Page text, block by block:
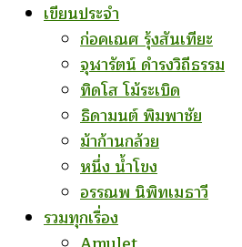
เขียนประจำ
ก่อคเณศ รุ้งสันเทียะ
จุฬารัตน์ ดำรงวิถีธรรม
ทิดโส โม้ระเบิด
ธิดามนต์ พิมพาชัย
ม้าก้านกล้วย
หนึ่ง น้ำโขง
อรรณพ นิพิทเมธาวี
รวมทุกเรื่อง